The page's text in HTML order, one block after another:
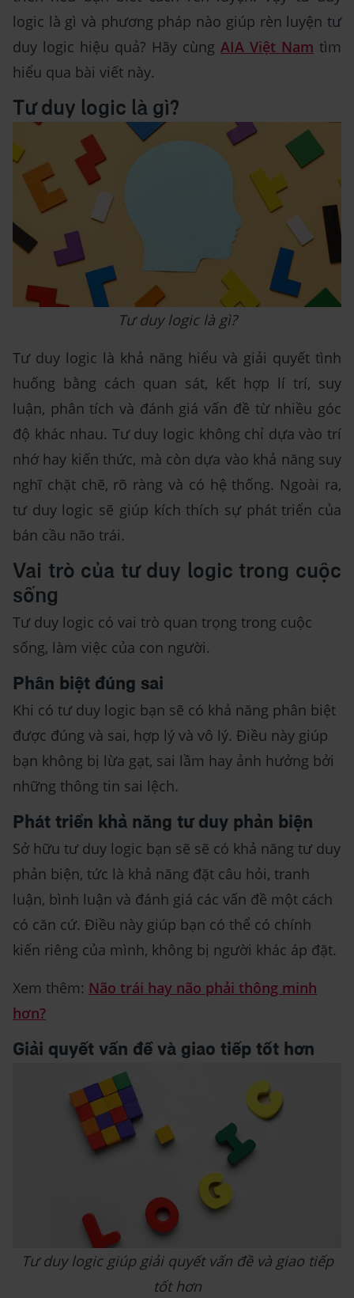
logic là gì và phương pháp nào giúp rèn luyện tư
duy logic hiệu quả? Hãy cùng AIA Việt Nam tìm
hiểu qua bài viết này.
Tư duy logic là gì?
Tư duy logic là gì?
Tư duy logic là khả năng hiểu và giải quyết tình
huống bằng cách quan sát, kết hợp lí trí, suy
luận, phân tích và đánh giá vấn đề từ nhiều góc
độ khác nhau. Tư duy logic không chỉ dựa vào trí
nhớ hay kiến thức, mà còn dựa vào khả năng suy
nghĩ chặt chẽ, rõ ràng và có hệ thống. Ngoài ra,
tư duy logic sẽ giúp kích thích sự phát triển của
bán cầu não trái.
Vai trò của tư duy logic trong cuộc
sống
Tư duy logic có vai trò quan trọng trong cuộc
sống, làm việc của con người.
Phân biệt đúng sai
Khi có tư duy logic bạn sẽ có khả năng phân biệt
được đúng và sai, hợp lý và vô lý. Điều này giúp
bạn không bị lừa gạt, sai lầm hay ảnh hưởng bởi
những thông tin sai lệch.
Phát triển khả năng tư duy phản biện
Sở hữu tư duy logic bạn sẽ sẽ có khả năng tư duy
phản biện, tức là khả năng đặt câu hỏi, tranh
luận, bình luận và đánh giá các vấn đề một cách
có căn cứ. Điều này giúp bạn có thể có chính
kiến riêng của mình, không bị người khác áp đặt.
Xem thêm: Não trái hay não phải thông minh
hơn?
Giải quyết vấn đề và giao tiếp tốt hơn
Tư duy logic giúp giải quyết vấn đề và giao tiếp
tốt hơn